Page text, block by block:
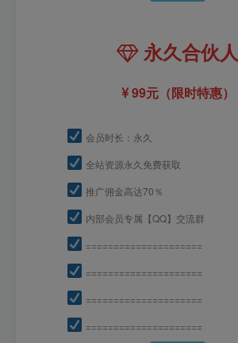
永久合伙人
99元（限时特惠）
会员时长：永久
全站资源永久免费获取
推广佣金高达70％
内部会员专属【QQ】交流群
=====================
=====================
=====================
=====================